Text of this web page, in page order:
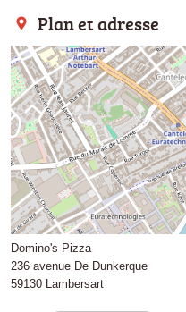
Plan et adresse
Domino's Pizza
236 avenue De Dunkerque
59130 Lambersart